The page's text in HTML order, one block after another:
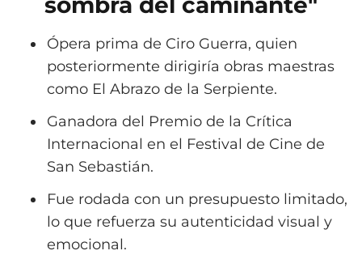
Ópera prima de Ciro Guerra, quien
posteriormente dirigiría obras maestras
como El Abrazo de la Serpiente.
Ganadora del Premio de la Crítica
Internacional en el Festival de Cine de
San Sebastián.
Fue rodada con un presupuesto limitado,
lo que refuerza su autenticidad visual y
emocional.